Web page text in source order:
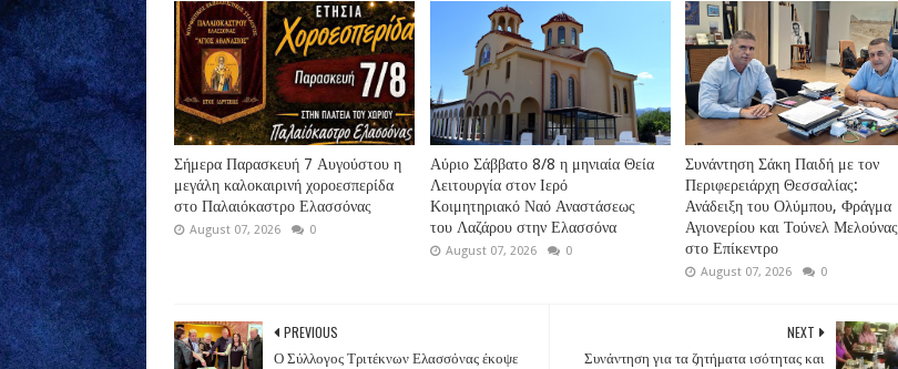
Σήμερα Παρασκευή 7 Αυγούστου η
μεγάλη καλοκαιρινή χοροεσπερίδα
στο Παλαιόκαστρο Ελασσόνας
August 07, 2026 0
Αύριο Σάββατο 8/8 η μηνιαία Θεία
Λειτουργία στον Ιερό
Κοιμητηριακό Ναό Αναστάσεως
του Λαζάρου στην Ελασσόνα
August 07, 2026 0
Συνάντηση Σάκη Παιδή με τον
Περιφερειάρχη Θεσσαλίας:
Ανάδειξη του Ολύμπου, Φράγμα
Αγιονερίου και Τούνελ Μελούνας
στο Επίκεντρο
August 07, 2026 0
NEXT
Συνάντηση για τα ζητήματα ισότητας και
PREVIOUS
Ο Σύλλογος Τριτέκνων Ελασσόνας έκοψε